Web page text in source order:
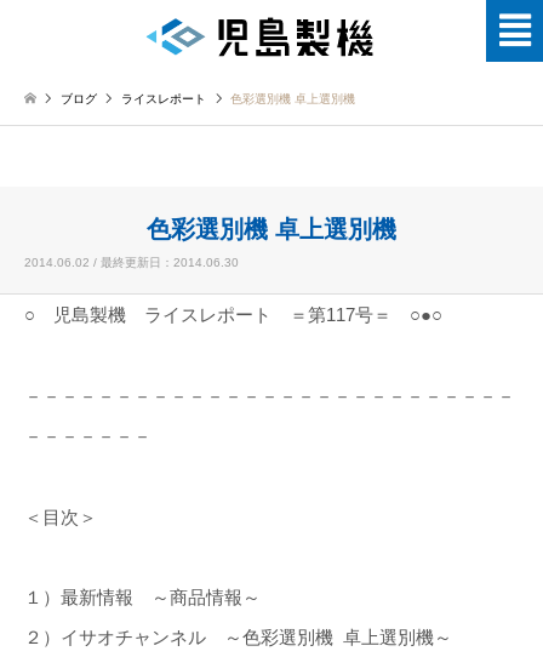
ブログ ライスレポート 色彩選別機 卓上選別機
色彩選別機 卓上選別機
2014.06.02 / 最終更新日：2014.06.30
○ 児島製機 ライスレポート ＝第117号＝ ○●○
－－－－－－－－－－－－－－－－－－－－－－－－－－－
－－－－－－－
＜目次＞
１）最新情報 ～商品情報～
２）イサオチャンネル ～色彩選別機 卓上選別機～